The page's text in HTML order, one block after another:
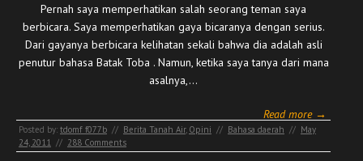
Pernah saya memperhatikan salah seorang teman saya
berbicara. Saya memperhatikan gaya bicaranya dengan serius.
Dari gayanya berbicara kelihatan sekali bahwa dia adalah asli
penutur bahasa Batak Toba . Namun, ketika saya tanya dari mana
asalnya,…
Read more →
Posted by: tdomf_f077b // Berita Tanah Air, Opini // Bahasa daerah // May
24, 2011 // 288 Comments